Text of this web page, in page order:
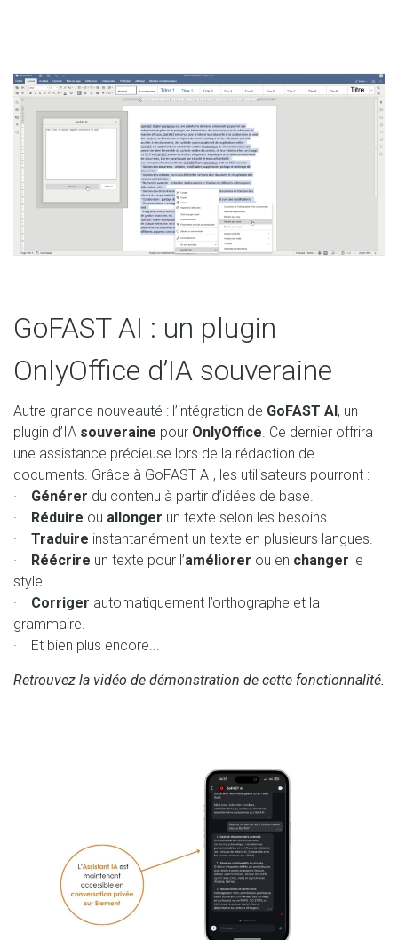
GoFAST AI : un plugin
OnlyOffice d’IA souveraine
Autre grande nouveauté : l’intégration de GoFAST AI, un
plugin d’IA souveraine pour OnlyOffice. Ce dernier offrira
une assistance précieuse lors de la rédaction de
documents. Grâce à GoFAST AI, les utilisateurs pourront :
· Générer du contenu à partir d’idées de base.
· Réduire ou allonger un texte selon les besoins.
· Traduire instantanément un texte en plusieurs langues.
· Réécrire un texte pour l’améliorer ou en changer le
style.
· Corriger automatiquement l’orthographe et la
grammaire.
· Et bien plus encore...
Retrouvez la vidéo de démonstration de cette fonctionnalité.